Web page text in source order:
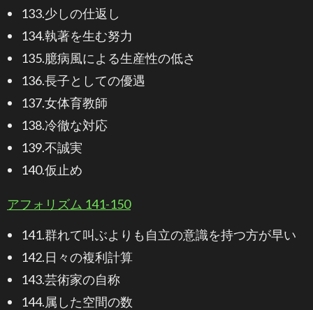
133.少しの仕返し
134.執著を生む努力
135.臆病風による生産性の低さ
136.長子としての優遇
137.女体育教師
138.冷徹な対応
139.不誠実
140.仮止め
アフォリズム 141-150
141.群れて叫ぶよりも自立の意識を持つ方が早い
142.日々の複利計算
143.芸術家の自称
144.属した空間の数